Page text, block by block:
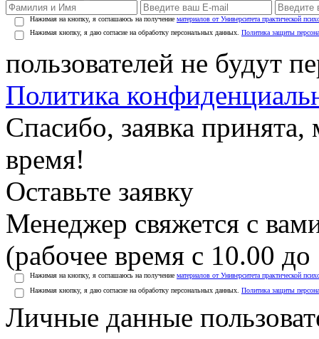
Нажимая на кнопку, я соглашаюсь на получение материалов от Университета практической
Нажимая кнопку, я даю согласие на обработку персональных данных. Политика защиты
пользователей не будут
Политика
Спасибо, заявка
время!
Оставьте заявку
Менеджер свяжется с
(рабочее время с 10.00
Нажимая на кнопку, я соглашаюсь на получение материалов от Университета практической
Нажимая кнопку, я даю согласие на обработку персональных данных. Политика защиты
Личные данные